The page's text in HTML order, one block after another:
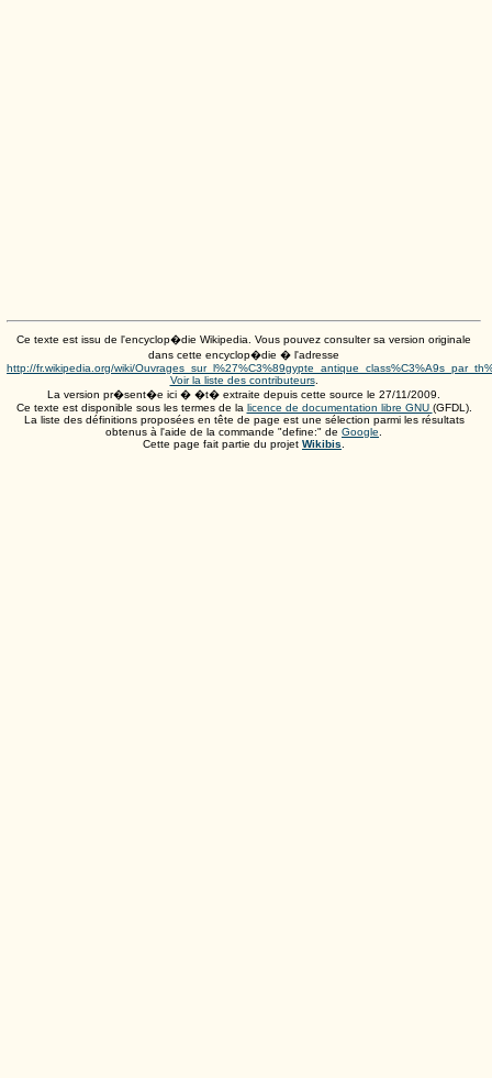
Ce texte est issu de l'encyclop�die Wikipedia. Vous pouvez consulter sa version originale
dans cette encyclop�die � l'adresse
http://fr.wikipedia.org/wiki/
Voir la liste des contributeurs.
La version pr�sent�e ici � �t� extraite depuis cette source le 27/11/2009
Ce texte est disponible sous les termes de la licence de documentation libre GNU (GFDL).
La liste des définitions proposées en tête de page est une sélection parmi les résultats
obtenus à l'aide de la commande "define:" de Google
Cette page fait partie du projet Wikibis